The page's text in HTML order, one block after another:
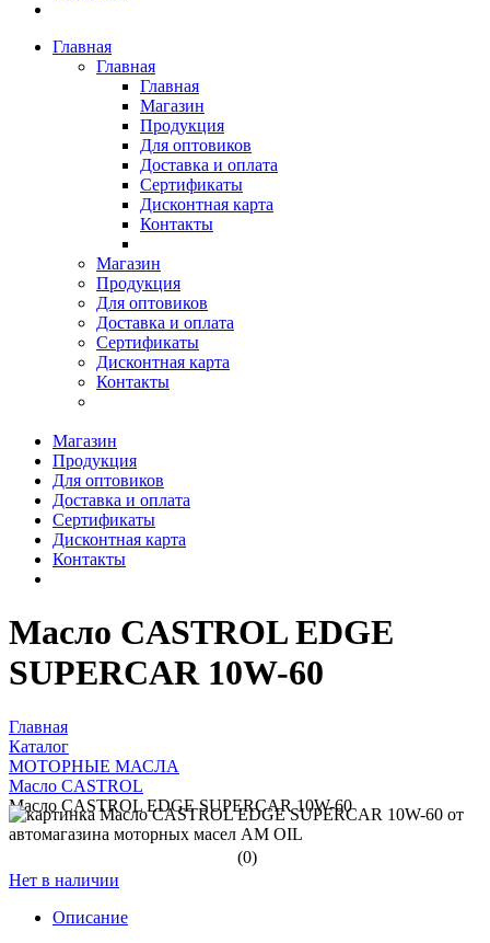
Главная
Главная
Главная
Магазин
Продукция
Для оптовиков
Доставка и оплата
Сертификаты
Дисконтная карта
Контакты
Магазин
Продукция
Для оптовиков
Доставка и оплата
Сертификаты
Дисконтная карта
Контакты
Магазин
Продукция
Для оптовиков
Доставка и оплата
Сертификаты
Дисконтная карта
Контакты
Масло CASTROL EDGE
SUPERCAR 10W-60
Главная
Каталог
МОТОРНЫЕ МАСЛА
Масло CASTROL
Масло CASTROL EDGE SUPERCAR 10W-60
(0)
Нет в наличии
Описание